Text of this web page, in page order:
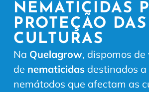
NEMATICIDAS
PROTEÇÃO DAS
CULTURAS
Na Quelagrow, dispomos de
de nematicidasdestinados a
nemátodos que afectam as